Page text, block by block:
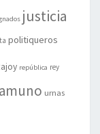
justicia
politiqueros
república rey
urnas